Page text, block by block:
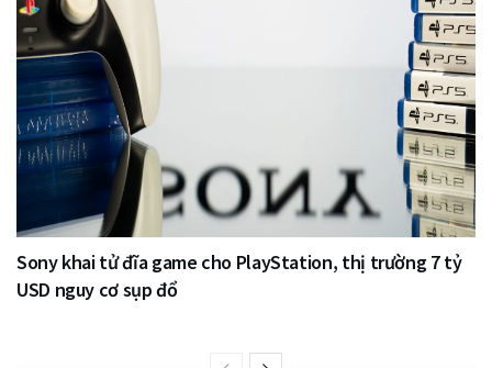
Sony khai tử đĩa game cho PlayStation, thị trường 7 tỷ
USD nguy cơ sụp đổ